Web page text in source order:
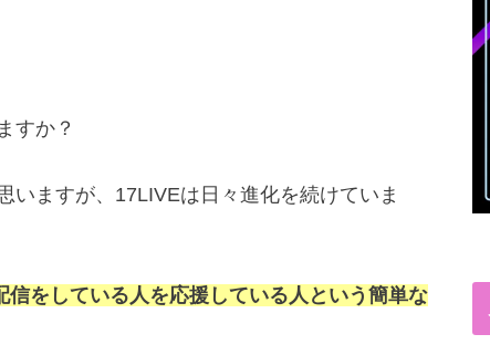
すか？
いますが、17LIVEは日々進化を続けていま
をしている人を応援している人という簡単な